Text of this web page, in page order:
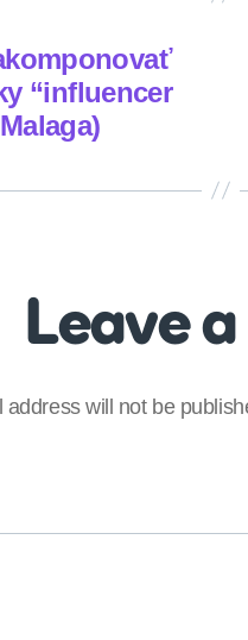
“influencer
Leave
address will not be